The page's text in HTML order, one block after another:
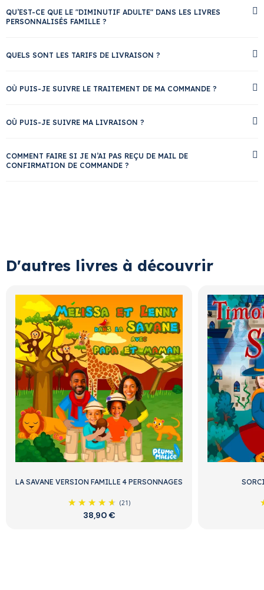
QU’EST-CE QUE LE "DIMINUTIF ADULTE" DANS LES LIVRES
PERSONNALISÉS FAMILLE ?
QUELS SONT LES TARIFS DE LIVRAISON ?
OÙ PUIS-JE SUIVRE LE TRAITEMENT DE MA COMMANDE ?
OÙ PUIS-JE SUIVRE MA LIVRAISON ?
COMMENT FAIRE SI JE N’AI PAS REÇU DE MAIL DE
CONFIRMATION DE COMMANDE ?
D'autres livres à découvrir
LA SAVANE VERSION FAMILLE 4 PERSONNAGES
(21)
38,90 €